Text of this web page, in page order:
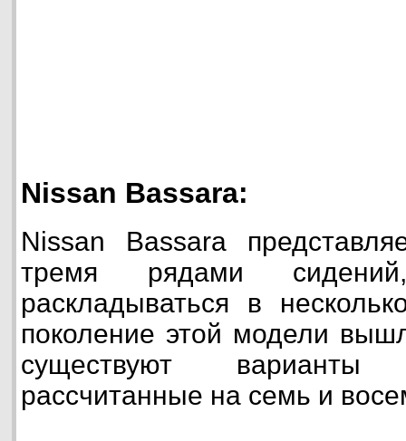
Nissan Bassara:
Nissan Bassara
тремя рядами
раскладываться в
поколение этой модели
существуют
рассчитанные на семь и